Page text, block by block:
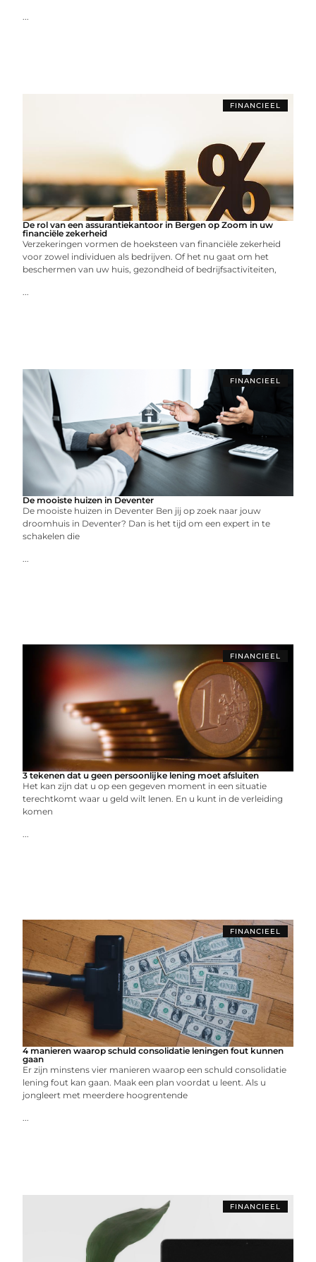
...
FINANCIEEL
De rol van een assurantiekantoor in Bergen op Zoom in uw
financiële zekerheid
Verzekeringen vormen de hoeksteen van financiële zekerheid
voor zowel individuen als bedrijven. Of het nu gaat om het
beschermen van uw huis, gezondheid of bedrijfsactiviteiten,
...
FINANCIEEL
De mooiste huizen in Deventer
De mooiste huizen in Deventer Ben jij op zoek naar jouw
droomhuis in Deventer? Dan is het tijd om een expert in te
schakelen die
...
FINANCIEEL
3 tekenen dat u geen persoonlijke lening moet afsluiten
Het kan zijn dat u op een gegeven moment in een situatie
terechtkomt waar u geld wilt lenen. En u kunt in de verleiding
komen
...
FINANCIEEL
4 manieren waarop schuld consolidatie leningen fout kunnen
gaan
Er zijn minstens vier manieren waarop een schuld consolidatie
lening fout kan gaan. Maak een plan voordat u leent. Als u
jongleert met meerdere hoogrentende
...
FINANCIEEL